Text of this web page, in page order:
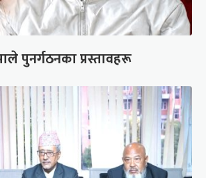
पुनर्गठनका प्रस्तावहरू